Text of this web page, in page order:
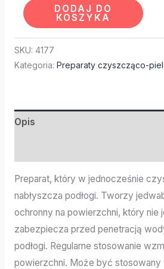
DODAJ DO
KOSZYKA
SKU: 4177
Kategoria: Preparaty czyszcząco-
Opis
Preparat, który w jednocześnie
nabłyszcza podłogi. Tworzy
ochronny na powierzchni, który nie
zabezpiecza przed penetracją
podłogi. Regularne stosowanie
powierzchni. Może być stosowany